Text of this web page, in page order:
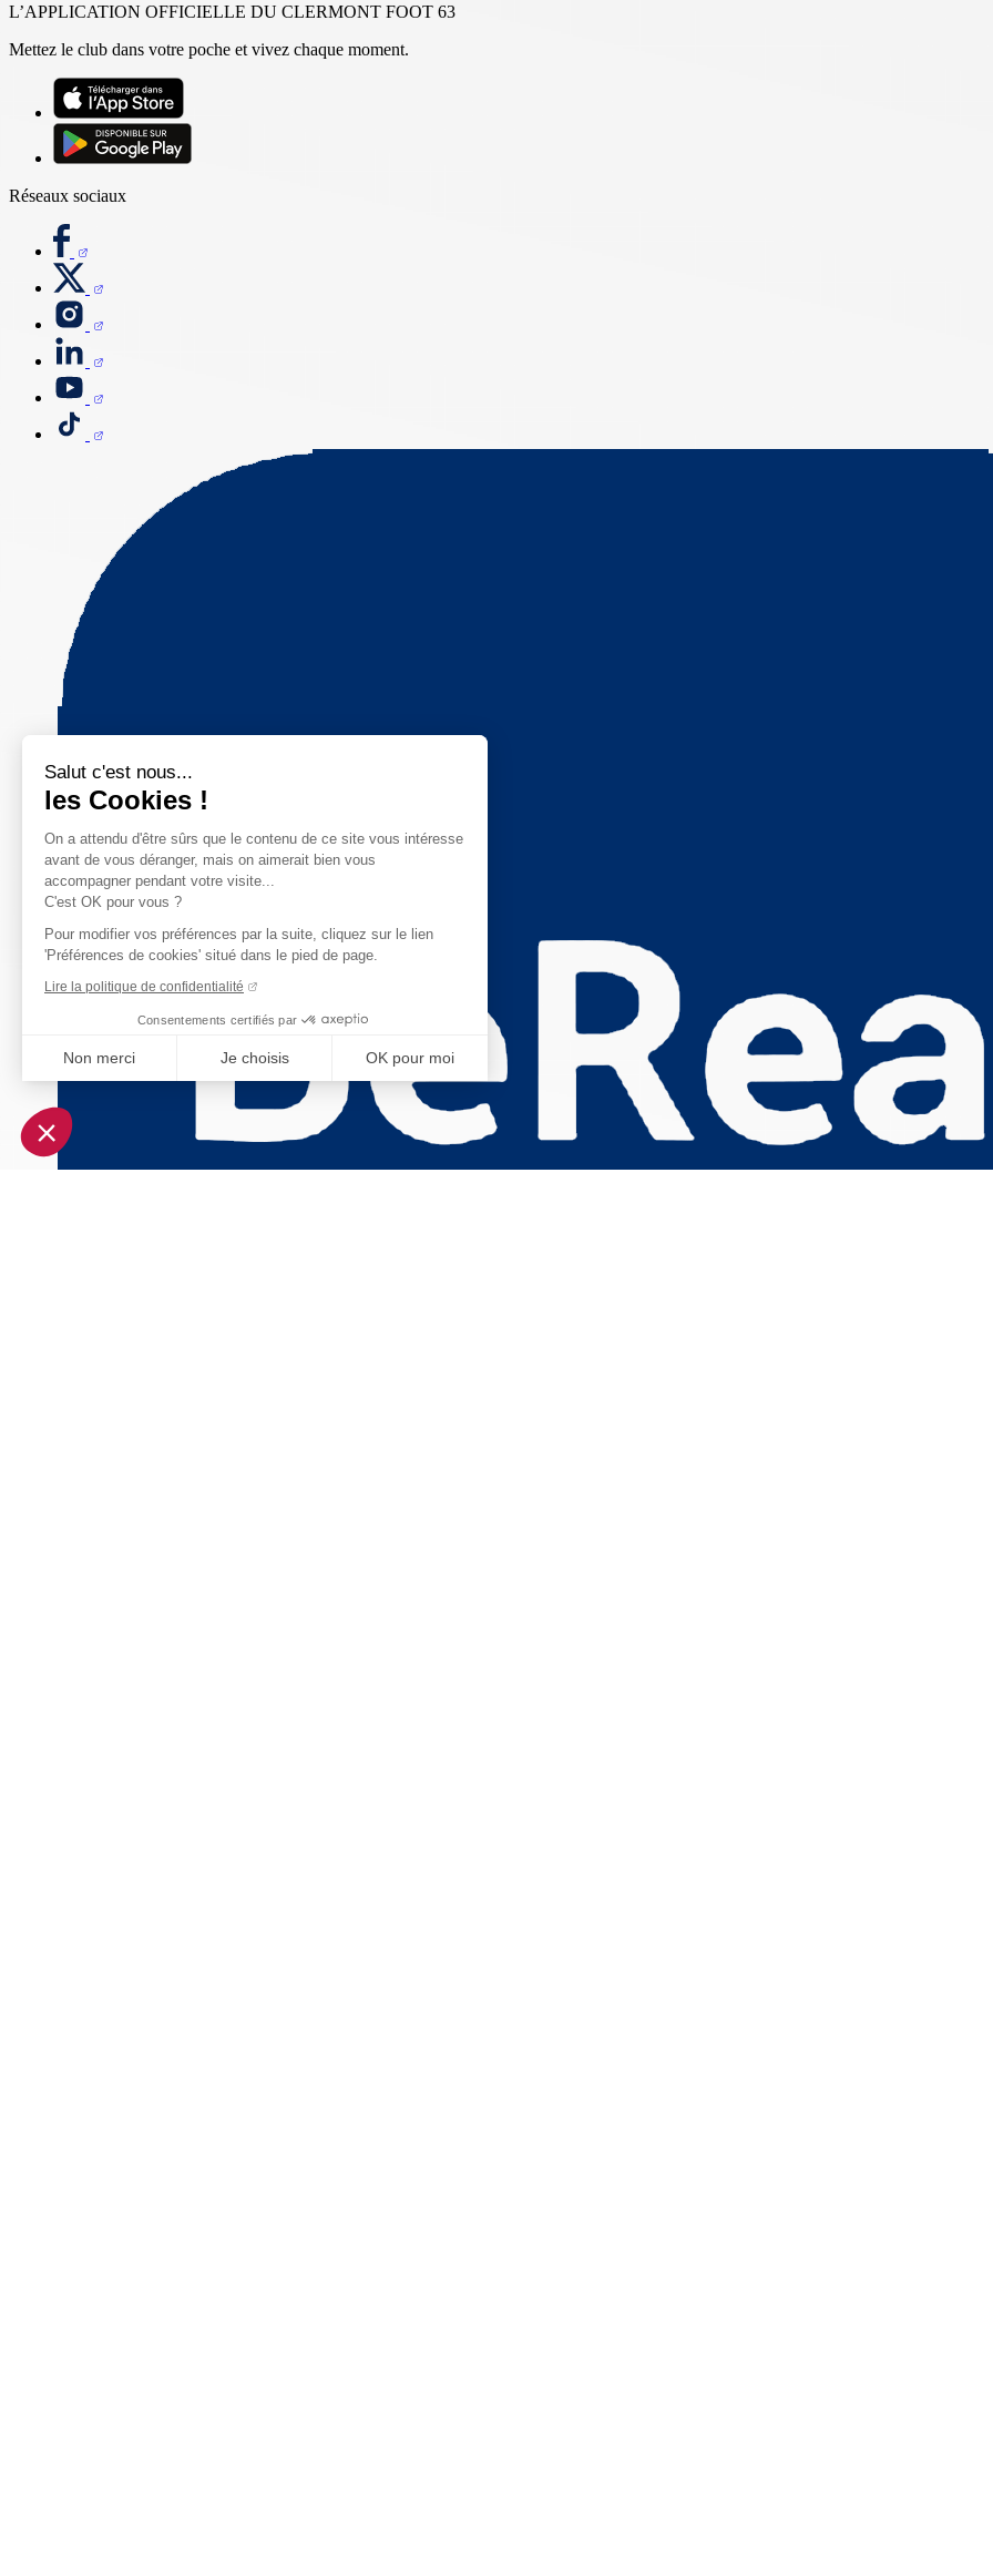
Salut c'est nous...
les Cookies !
On a attendu d'être sûrs que le contenu de ce site vous intéresse
avant de vous déranger, mais on aimerait bien vous
accompagner pendant votre visite...
C'est OK pour vous ?
Pour modifier vos préférences par la suite, cliquez sur le lien
'Préférences de cookies' situé dans le pied de page.
Lire la politique de confidentialité
Consentements certifiés par
Non merci Je choisis OK pour moi
Plateforme de Gestion du Consentement : Personnalisez vos Options
Notre plateforme vous permet d'adapter et de gérer vos paramètres de confidentialité, en garantissant la conformité avec
L’APPLICATION OFFICIELLE DU CLERMONT FOOT 63
Mettez le club dans votre poche et vivez chaque moment.
Réseaux sociaux